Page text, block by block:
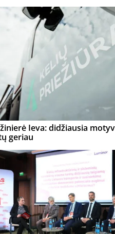
Ieva: didžiausia
geriau